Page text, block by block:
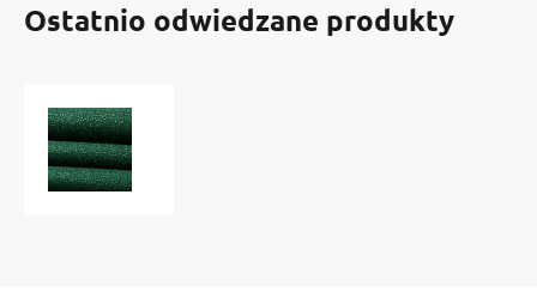
Ostatnio odwiedzane produkty